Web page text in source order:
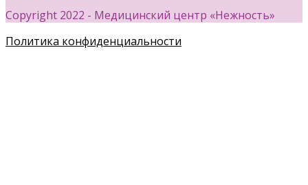
Copyright 2022 - Медицинский центр «Нежность»
Политика конфиденциальности